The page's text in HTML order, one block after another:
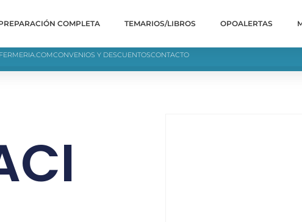
COMPLETA TEMARIOS/LIBROS OPOALERTAS
CONVENIOS Y DESCUENTOSCONTACTO